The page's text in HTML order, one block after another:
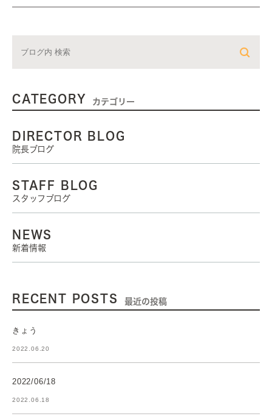
CATEGORY カテゴリー
DIRECTOR BLOG
院長ブログ
STAFF BLOG
スタッフブログ
NEWS
新着情報
RECENT POSTS 最近の投稿
きょう
2022.06.20
2022/06/18
2022.06.18